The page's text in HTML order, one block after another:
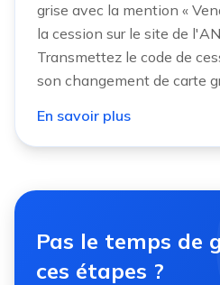
grise avec la mention «
la cession sur le site de
Transmettez le code de
son changement de carte
En savoir plus
Pas le temps de
ces étapes ?